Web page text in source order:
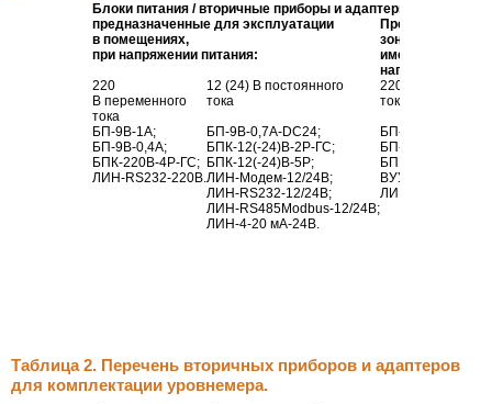
Блоки питания / вторичные приборы и адаптеры со
предназначенные для эксплуатации
в помещениях,
при напряжении питания:
зонах,
имеющие
напряжении
220
В переменного
тока
12 (24) В постоянного
тока
220 В
тока
БП-9В-1А;
БП-9В-0,4А;
БПК-220В-4Р-ГС;
ЛИН-RS232-220В.
БП-9В-0,7А-DC24;
БПК-12(-24)В-2Р-ГС;
БПК-12(-24)В-5Р;
ЛИН-Модем-12/24В;
ЛИН-RS232-12/24В;
ЛИН-RS485Modbus-12/24В;
ЛИН-4-20 мА-24В.
БП-
БП-9В-0
БПК-220В-
ВУУК-
ЛИН-RS232-220В
Таблица 2. Перечень вторичных приборов и адаптеров
для комплектации уровнемера.